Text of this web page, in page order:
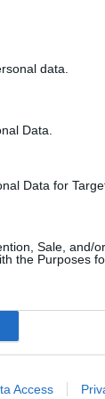
data.
Data.
Data for
Sale, and/
the Purposes
Access
honnêtes
amour
ce que